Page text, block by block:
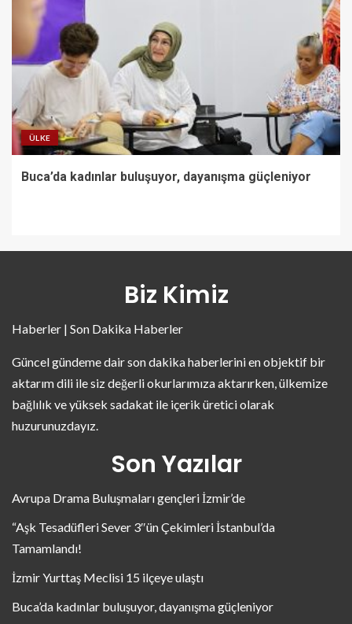
ÜLKE
Buca’da kadınlar buluşuyor, dayanışma güçleniyor
Biz Kimiz
Haberler | Son Dakika Haberler
Güncel gündeme dair son dakika haberlerini en objektif bir
aktarım dili ile siz değerli okurlarımıza aktarırken, ülkemize
bağlılık ve yüksek sadakat ile içerik üretici olarak
huzurunuzdayız.
Son Yazılar
Avrupa Drama Buluşmaları gençleri İzmir’de
“Aşk Tesadüfleri Sever 3″ün Çekimleri İstanbul’da
Tamamlandı!
İzmir Yurttaş Meclisi 15 ilçeye ulaştı
Buca’da kadınlar buluşuyor, dayanışma güçleniyor